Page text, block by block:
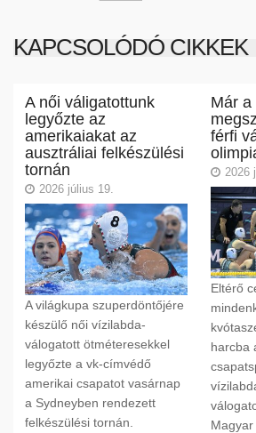
KAPCSOLÓDÓ CIKKEK
A női váligatottunk
legyőzte az
amerikaiakat az
ausztráliai felkészülési
tornán
2026 július 19.
A világkupa szuperdöntőjére
készülő női vízilabda-
válogatott ötméteresekkel
legyőzte a vk-címvédő
amerikai csapatot vasárnap
a Sydneyben rendezett
felkészülési tornán.
Már a
férfi
2026
Eltérő
harcba